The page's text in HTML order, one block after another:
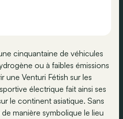
cinquantaine de véhicules
ou à faibles émissions
une Venturi Fétish sur les
électrique fait ainsi ses
le continent asiatique. Sans
manière symbolique le lieu